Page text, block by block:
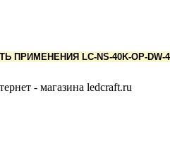
ПРИМЕНЕНИЯ LC-NS-40K-OP-DW-